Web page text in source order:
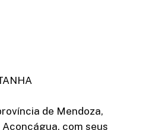
de Mendoza,
com seus